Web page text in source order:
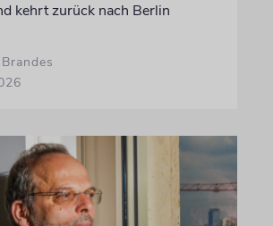
kehrt zurück nach Berlin